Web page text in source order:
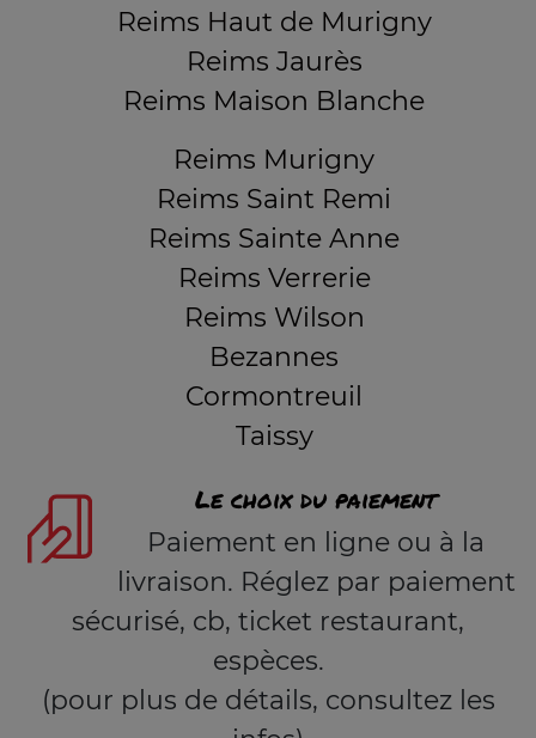
Reims Haut de Murigny
Reims Jaurès
Reims Maison Blanche
Reims Murigny
Reims Saint Remi
Reims Sainte Anne
Reims Verrerie
Reims Wilson
Bezannes
Cormontreuil
Taissy
Le choix du paiement
Paiement en ligne ou à la
livraison. Réglez par paiement
sécurisé, cb, ticket restaurant,
espèces.
(pour plus de détails, consultez les